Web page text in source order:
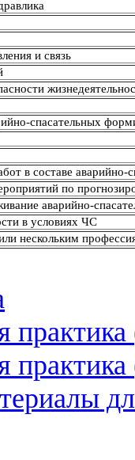
и связь
спасательных
в составе аварийно-
по
аварийно-
в условиях ЧС
нескольким